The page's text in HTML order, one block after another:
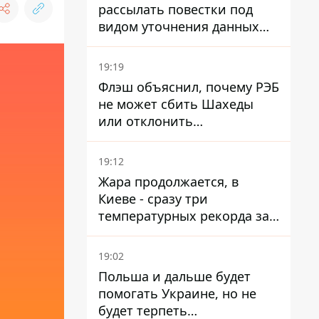
рассылать повестки под
видом уточнения данных
для набора контрактников
19:19
Флэш объяснил, почему РЭБ
не может сбить Шахеды
или отклонить
баллистические ракеты
19:12
Жара продолжается, в
Киеве - сразу три
температурных рекорда за
день
19:02
Польша и дальше будет
помогать Украине, но не
будет терпеть